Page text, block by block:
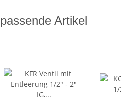
passende Artikel